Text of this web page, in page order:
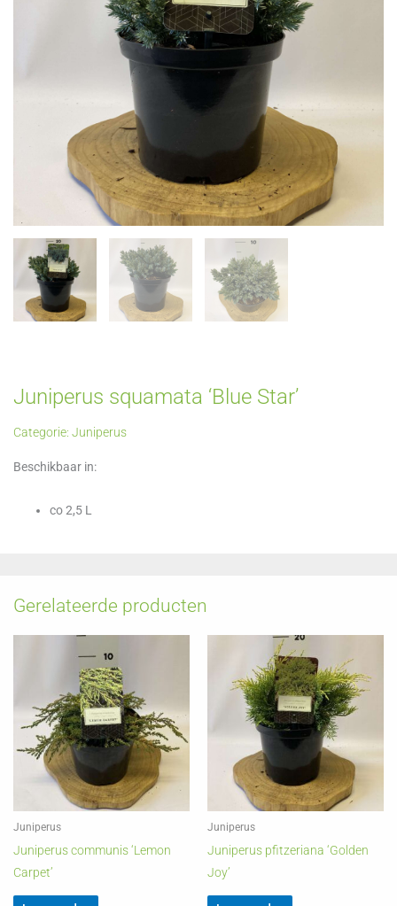
Juniperus squamata ‘Blue Star’
Categorie: Juniperus
Beschikbaar in:
co 2,5 L
Gerelateerde producten
Juniperus
Juniperus communis ‘Lemon
Carpet’
Juniperus
Juniperus pfitzeriana ‘Golden
Joy’